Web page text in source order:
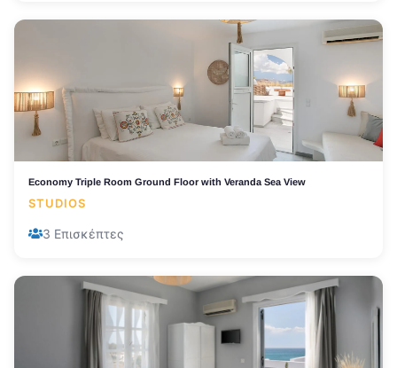
Economy Triple Room Ground Floor with Veranda Sea View
STUDIOS
3 Επισκέπτες